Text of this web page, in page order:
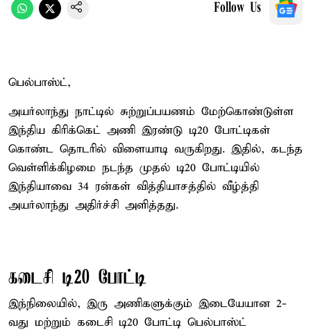
Follow Us
பெல்பாஸ்ட்,
அயர்லாந்து நாட்டில் சுற்றுப்பயணம் மேற்கொண்டுள்ள
இந்திய கிரிக்கெட் அணி இரண்டு டி20 போட்டிகள்
கொண்ட தொடரில் விளையாடி வருகிறது. இதில், கடந்த
வெள்ளிக்கிழமை நடந்த முதல் டி20 போட்டியில்
இந்தியாவை 34 ரன்கள் வித்தியாசத்தில் வீழ்த்தி
அயர்லாந்து அதிர்ச்சி அளித்தது.
கடைசி டி20 போட்டி
இந்நிலையில், இரு அணிகளுக்கும் இடையேயான 2-
வது மற்றும் கடைசி டி20 போட்டி பெல்பாஸ்ட்